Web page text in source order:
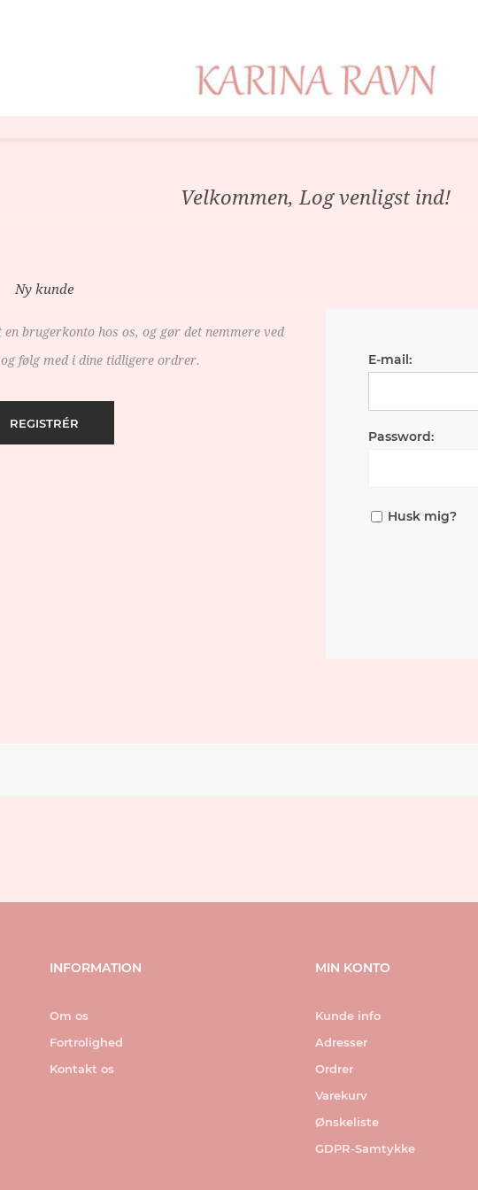
Velkommen, Log venligst ind!
Ny kunde
brugerkonto hos os, og gør det nemmere ved
følg med i dine tidligere ordrer.
E-mail:
Password:
Husk mig?
INFORMATION
Om os
Fortrolighed
Kontakt os
MIN KONTO
Kunde info
Adresser
Ordrer
Varekurv
Ønskeliste
GDPR-Samtykke